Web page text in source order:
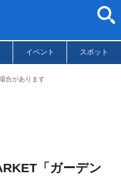
イベント スポット
合があります
「ガーデン